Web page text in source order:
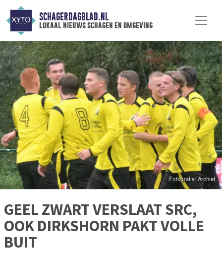
SCHAGERDAGBLAD.NL
lokaal nieuws schagen en omgeving
GEEL ZWART VERSLAAT SRC,
OOK DIRKSHORN PAKT VOLLE
BUIT